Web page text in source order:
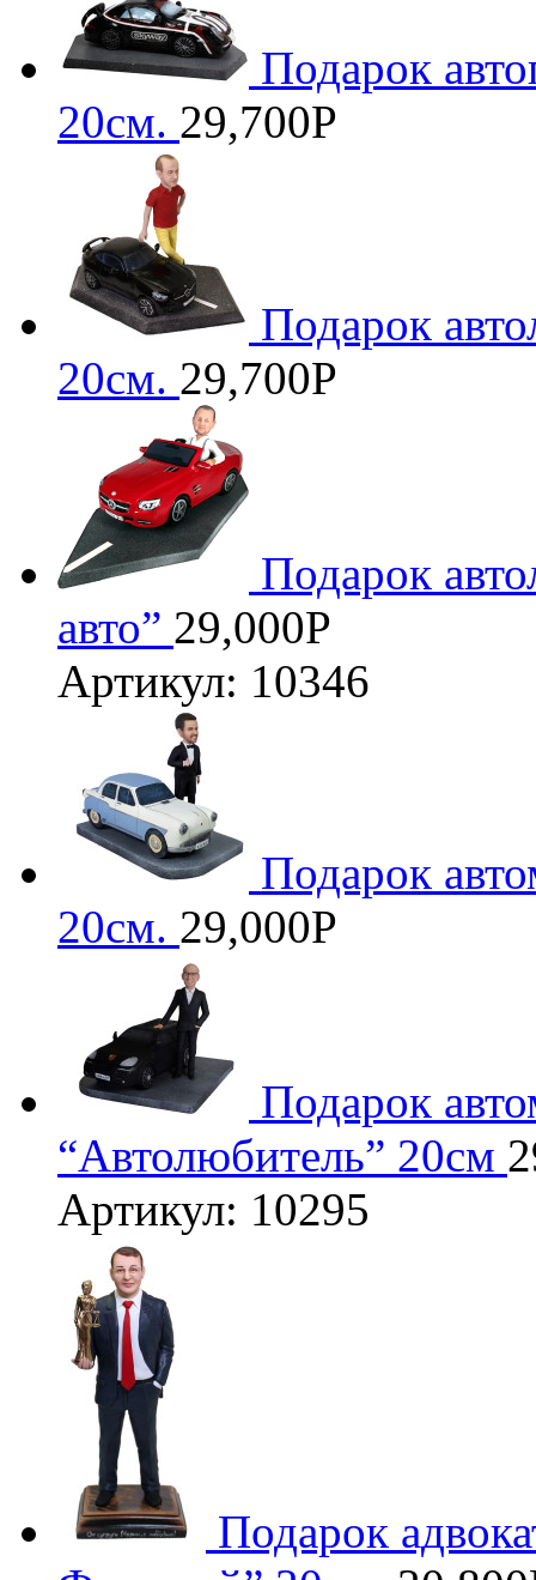
Подарок
20см. 29,700Р
Подарок
20см. 29,700Р
Подарок
авто” 29,000Р
Артикул: 10346
Подарок
20см. 29,000Р
Подарок
“Автолюбитель” 20см
Артикул: 10295
Подарок